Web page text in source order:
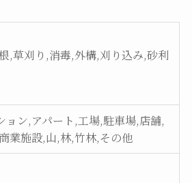
,草刈り,消毒,外構,刈り込み,砂利
ョン,アパート,工場,駐車場,店舗,
業施設,山,林,竹林,その他